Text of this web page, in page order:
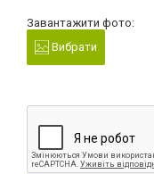
Завантажити фото:
Вибрати